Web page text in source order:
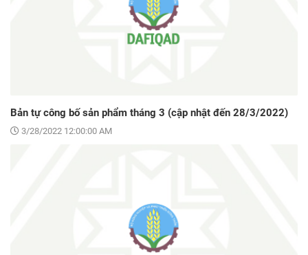
Bản tự công bố sản phẩm tháng 3 (cập nhật đến 28/3/2022)
3/28/2022 12:00:00 AM